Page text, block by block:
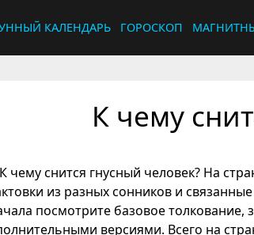
КАЛЕНДАРЬ ГОРОСКОП
К чему
К чему снится гнусный человек? На
из разных сонников и
посмотрите базовое
версиями. Всего на